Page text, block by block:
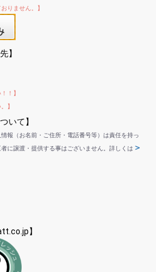
りません。】
】
！】
】
いて】
報（お名前・ご住所・電話番号等）は責任を持っ
に譲渡・提供する事はございません。詳しくは ＞
】